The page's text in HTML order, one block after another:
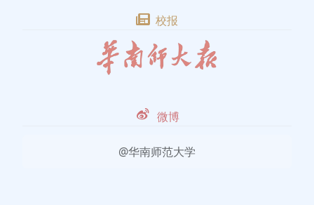
校报
微博
@华南师范大学